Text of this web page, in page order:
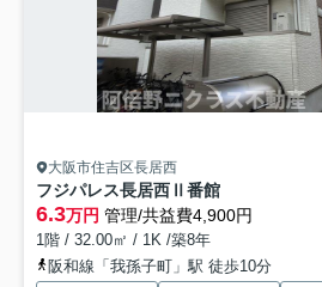
大阪市住吉区長居西
フジパレス長居西Ⅱ番館
6.3万円 管理/共益費4,900円
1階 / 32.00㎡ / 1K /築8年
阪和線「我孫子町」駅 徒歩10分